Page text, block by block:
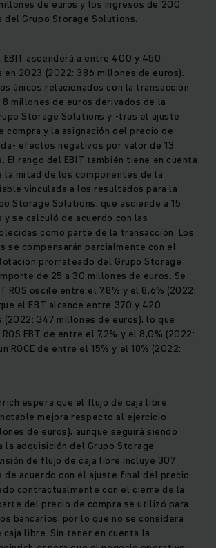
de euros y los ingresos de 200
del Grupo Storage Solutions.
EBIT ascenderá a entre 400 y 450
en 2023 (2022: 386 millones de euros).
únicos relacionados con la transacción
millones de euros derivados de la
Storage Solutions y -tras el ajuste
compra y la asignación del precio de
efectos negativos por valor de 13
El rango del EBIT también tiene en cuenta
la mitad de los componentes de la
vinculada a los resultados para la
Storage Solutions, que asciende a 15
y se calculó de acuerdo con las
como parte de la transacción. Los
se compensarán parcialmente con el
prorrateado del Grupo Storage
de 25 a 30 millones de euros. Se
ROS oscile entre el 7,8% y el 8,6% (2022:
el EBT alcance entre 370 y 420
(2022: 347 millones de euros), lo que
EBT de entre el 7,2% y el 8,0% (2022:
ROCE de entre el 15% y el 18% (2022:
espera que el flujo de caja libre
mejora respecto al ejercicio
de euros), aunque seguirá siendo
la adquisición del Grupo Storage
de flujo de caja libre incluye 307
de acuerdo con el ajuste final del precio
contractualmente con el cierre de la
del precio de compra se utilizó para
bancarios, por lo que no se considera
libre. Sin tener en cuenta la